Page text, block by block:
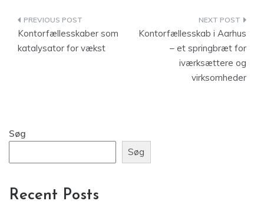
Indlægsnavigation
Kontorfællesskaber som
katalysator for vækst
Kontorfællesskab i Aarhus
– et springbræt for
iværksættere og
virksomheder
Søg
Søg
Recent Posts